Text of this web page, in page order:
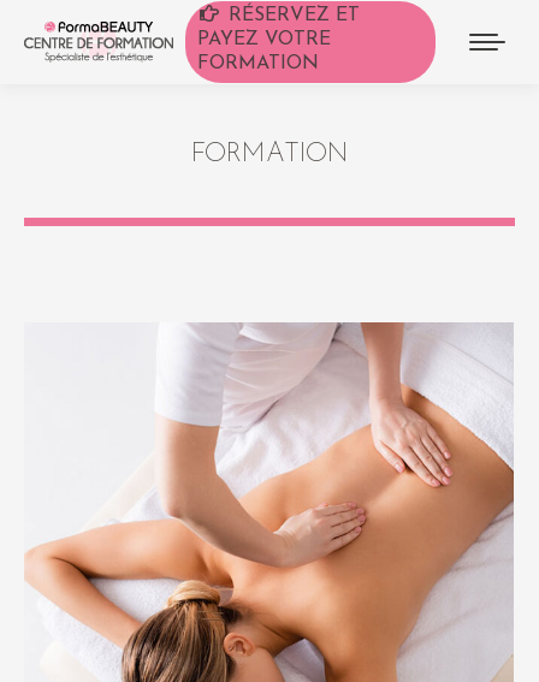
RÉSERVEZ ET
PAYEZ VOTRE
FORMATION
FORMATION